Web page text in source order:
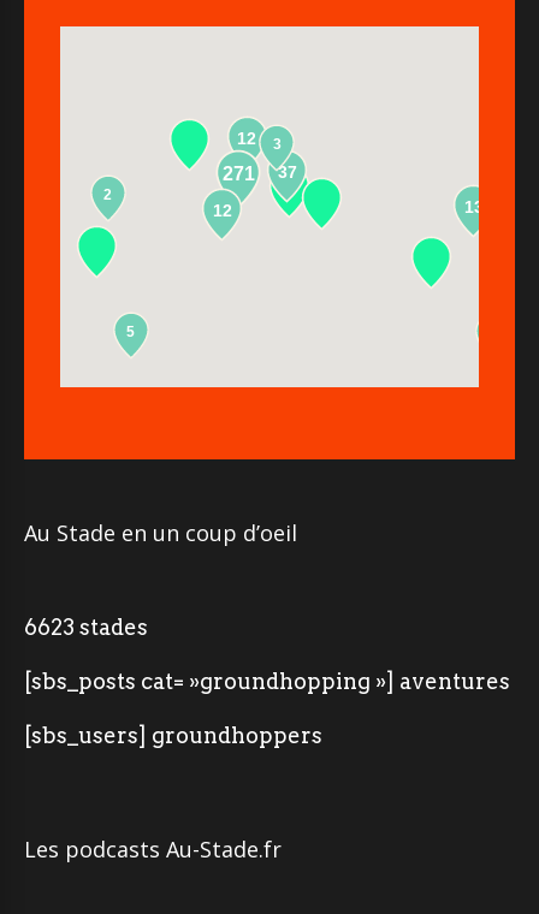
12
271
13
37
2
5
12
3
Au Stade en un coup d’oeil
6623 stades
[sbs_posts cat= »groundhopping »] aventures
[sbs_users] groundhoppers
Les podcasts Au-Stade.fr